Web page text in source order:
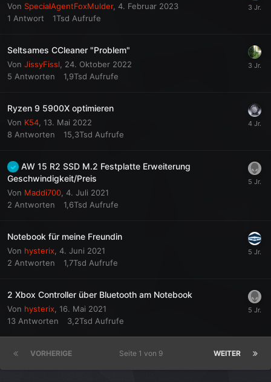
Von SpecialAgentFoxMulder, 4. Februar 2023
1 Antwort 1Tsd Aufrufe
Seltsames CCleaner "Problem"
Von JissyFissl
24. Oktober 2022
5 Antworten 1,9Tsd Aufrufe
Ryzen 9 5900X optimieren
Von K54 13. Mai 2022
8 Antworten 15,3Tsd Aufrufe
AW 15 R2 SSD M.2 Festplatte Erweiterung
Geschwindigkeit/Preis
Von Maddi700 4. Juli 2021
2 Antworten 1,6Tsd Aufrufe
Notebook für meine Freundin
Von hysterix 4. Juni 2021
2 Antworten 1,7Tsd Aufrufe
2 Xbox Controller über Bluetooth am Notebook
Von hysterix 16. Mai 2021
13 Antworten 3,2Tsd Aufrufe
VORHERIGE WEITER
Seite 1 von 9